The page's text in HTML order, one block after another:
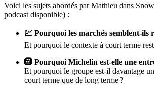
Voici les sujets abordés par Mathieu dans
podcast disponible) :
💹 Pourquoi les marchés semblent-ils
Et pourquoi le contexte à court terme
🛞 Pourquoi Michelin est-elle une
Et pourquoi le groupe est-il davantage
court terme que de long terme ?